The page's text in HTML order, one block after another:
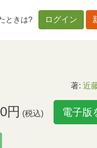
ときは? ログイン
著: 近
円 (税込) 電子版